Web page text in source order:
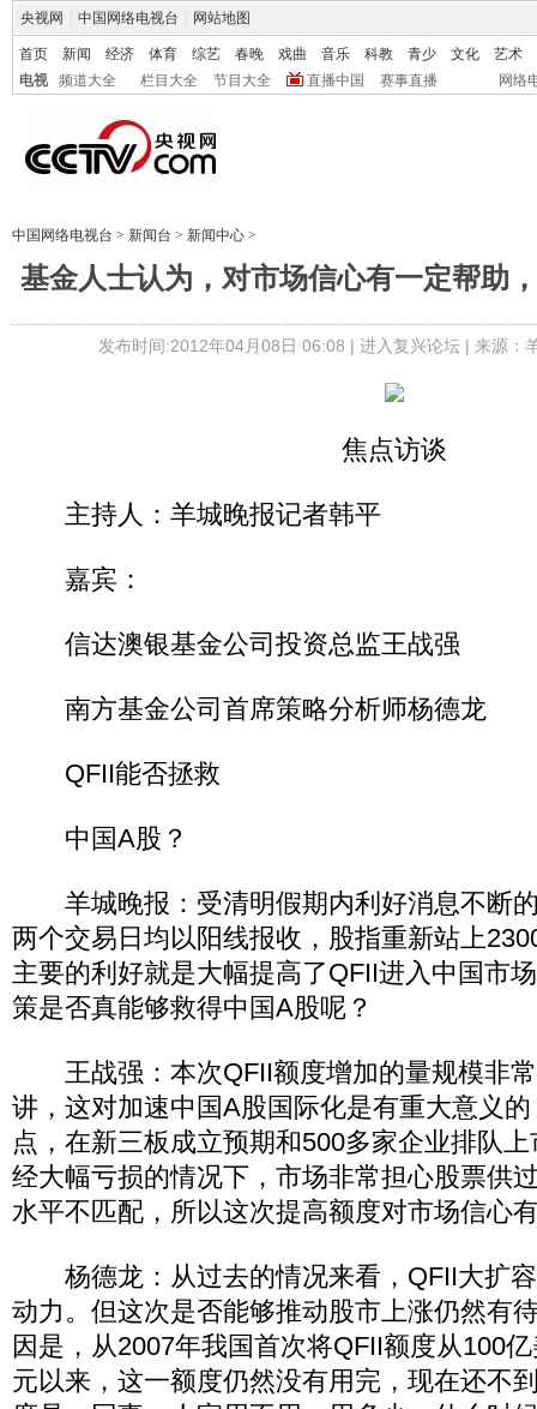
央视网 中国网络电视台 网站地图
首页 新闻 经济 体育 综艺 春晚 戏曲 音乐 科教 青少 文化
艺术
电视
频道大全 栏目大全 节目大全 直播中国 赛事直播 网络
中国网络电视台 > 新闻台 > 新闻中心 >
基金人士认为，对市场信心有一定帮助
发布时间:2012年04月08日 06:08 | 进入复兴论坛| 来源：
焦点访谈
主持人：羊城晚报记者韩平
嘉宾：
信达澳银基金公司投资总监王战强
南方基金公司首席策略分析师杨德龙
QFII能否拯救
中国A股？
羊城晚报：受清明假期内利好消息不断
两个交易日均以阳线报收，股指重新站上
主要的利好就是大幅提高了QFII进入中国市
策是否真能够救得中国A股呢？
王战强：本次QFII额度增加的量规模非常
讲，这对加速中国A股国际化是有重大意义
点，在新三板成立预期和500多家企业排队
经大幅亏损的情况下，市场非常担心股票供
水平不匹配，所以这次提高额度对市场信心
杨德龙：从过去的情况来看，QFII大扩容
动力。但这次是否能够推动股市上涨仍然有
因是，从2007年我国首次将QFII额度从100
元以来，这一额度仍然没有用完，现在还不